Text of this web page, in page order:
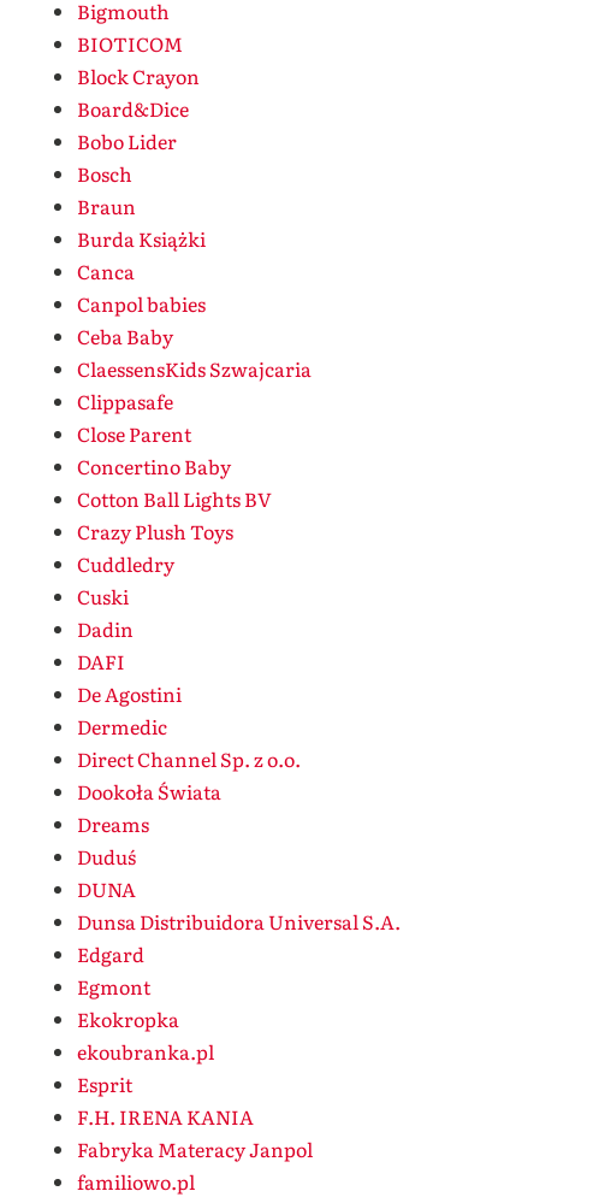
Bigmouth
BIOTICOM
Block Crayon
Board&Dice
Bobo Lider
Bosch
Braun
Burda Książki
Canca
Canpol babies
Ceba Baby
ClaessensKids Szwajcaria
Clippasafe
Close Parent
Concertino Baby
Cotton Ball Lights BV
Crazy Plush Toys
Cuddledry
Cuski
Dadin
DAFI
De Agostini
Dermedic
Direct Channel Sp. z o.o.
Dookoła Świata
Dreams
Duduś
DUNA
Dunsa Distribuidora Universal S.A.
Edgard
Egmont
Ekokropka
ekoubranka.pl
Esprit
F.H. IRENA KANIA
Fabryka Materacy Janpol
familiowo.pl